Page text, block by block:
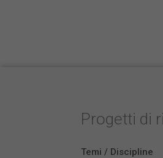
Progetti di
Temi / Discipline